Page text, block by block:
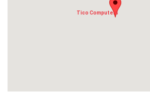
Tico Computers